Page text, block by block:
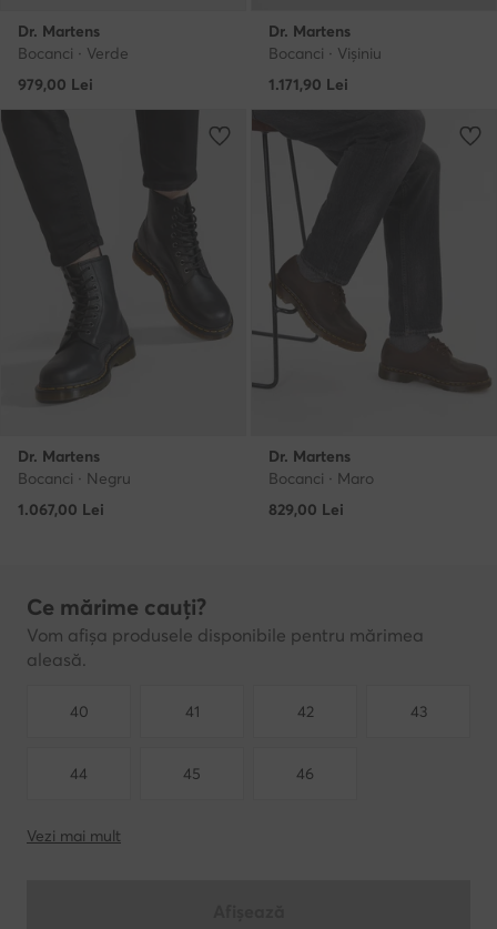
Dr. Martens
Bocanci · Verde
979,00 Lei
Dr. Martens
Bocanci · Vișiniu
1.171,90 Lei
Dr. Martens
Bocanci · Negru
1.067,00 Lei
Dr. Martens
Bocanci · Maro
829,00 Lei
Ce mărime cauți?
Vom afișa produsele disponibile pentru mărimea
aleasă.
40 41 42 43
44 45 46
Vezi mai mult